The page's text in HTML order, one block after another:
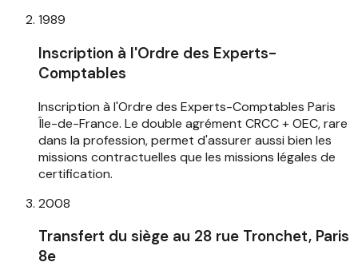
1989
Inscription à l'Ordre des Experts-
Comptables
Inscription à l'Ordre des Experts-Comptables Paris
Île-de-France. Le double agrément CRCC + OEC, rare
dans la profession, permet d'assurer aussi bien les
missions contractuelles que les missions légales de
certification.
2008
Transfert du siège au 28 rue Tronchet, Paris
8e